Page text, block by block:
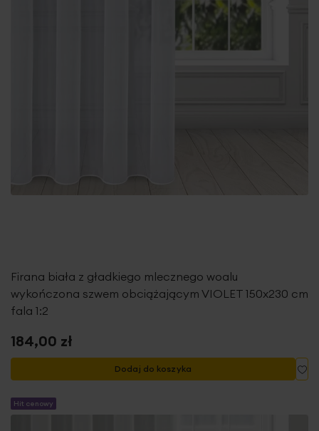
Firana biała z gładkiego mlecznego woalu
wykończona szwem obciążającym VIOLET 150x230 cm
fala 1:2
184,00 zł
Dodaj do koszyka
Hit cenowy